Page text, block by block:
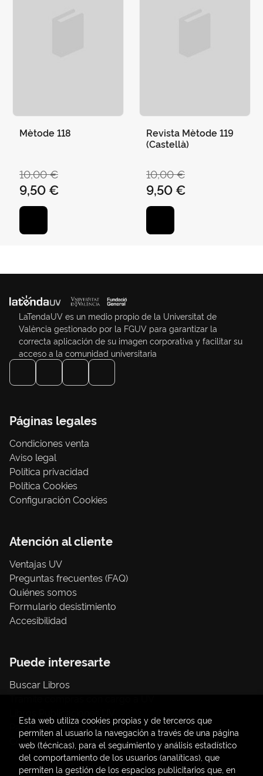
Mètode 118
10,00 €
9,50 €
Revista Mètode 119
(Castellà)
10,00 €
9,50 €
LaTendaUV es un medio propio de la Universitat de
València gestionado por la FGUV para garantizar la
correcta aplicación de su imagen corporativa y facilitar su
acceso a la comunidad universitaria
Páginas legales
Condiciones venta
Aviso legal
Política privacidad
Política Cookies
Configuración Cookies
Atención al cliente
Ventajas UV
Preguntas frecuentes (FAQ)
Quiénes somos
Formulario desistimiento
Accesibilidad
Puede interesarte
Buscar Libros
Papelería / material oficina
Consumo Sostenible
Esta web utiliza cookies propias y de terceros que
permiten al usuario la navegación a través de una página
web (técnicas), para el seguimiento y análisis estadístico
del comportamiento de los usuarios (analíticas), que
permiten la gestión de los espacios publicitarios que, en